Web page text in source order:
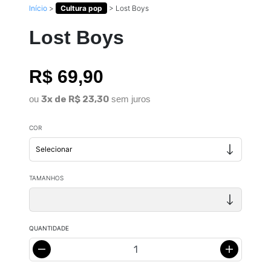
Início > Cultura pop > Lost Boys
Lost Boys
R$ 69,90
ou 3x de R$ 23,30 sem juros
COR
TAMANHOS
QUANTIDADE